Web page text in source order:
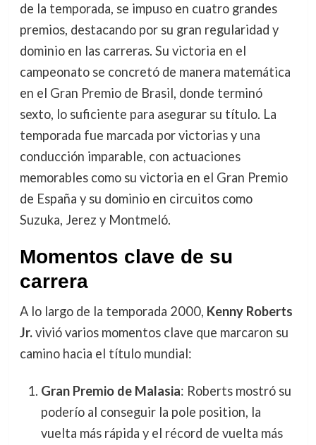
de la temporada, se impuso en cuatro grandes
premios, destacando por su gran regularidad y
dominio en las carreras. Su victoria en el
campeonato se concretó de manera matemática
en el Gran Premio de Brasil, donde terminó
sexto, lo suficiente para asegurar su título. La
temporada fue marcada por victorias y una
conducción imparable, con actuaciones
memorables como su victoria en el Gran Premio
de España y su dominio en circuitos como
Suzuka, Jerez y Montmeló.
Momentos clave de su
carrera
A lo largo de la temporada 2000, Kenny Roberts
Jr.vivió varios momentos clave que marcaron su
camino hacia el título mundial:
Gran Premio de Malasia: Roberts mostró su
poderío al conseguir la pole position, la
vuelta más rápida y el récord de vuelta más